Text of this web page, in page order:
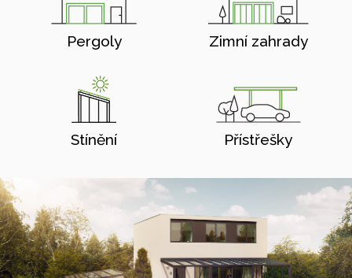
Pergoly Zimní zahrady
Stínění Přístřešky